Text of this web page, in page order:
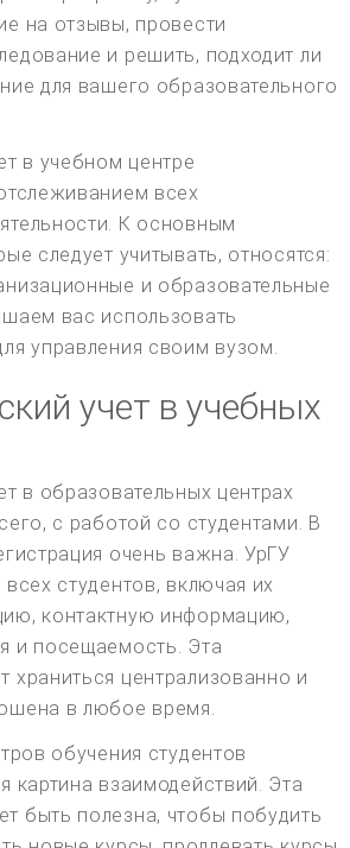
на отзывы, провести
и решить, подходит ли
для вашего образовательного
в учебном центре
всех
К основным
следует учитывать, относятся:
и образовательные
вас использовать
управления своим вузом.
учет в учебных
в образовательных центрах
с работой со студентами. В
очень важна. УрГУ
студентов, включая их
контактную информацию,
и посещаемость. Эта
храниться централизованно и
в любое время.
обучения студентов
картина взаимодействий. Эта
быть полезна, чтобы побудить